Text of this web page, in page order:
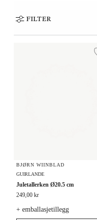
FILTER
BJØRN WIINBLAD
GUIRLANDE
Juletallerken Ø20.5 cm
249,00 kr
+ emballasjetillegg